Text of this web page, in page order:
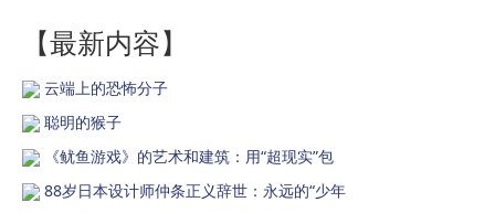
【最新内容】
云端上的恐怖分子
聪明的猴子
《鱿鱼游戏》的艺术和建筑：用“超现实”包
88岁日本设计师仲条正义辞世：永远的“少年